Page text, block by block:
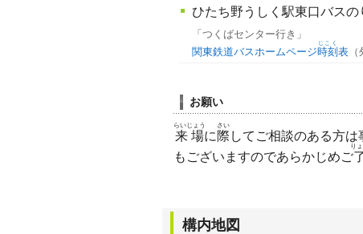
ひたち野うしく駅東口バスの
「つくばセンター行き」
関東鉄道バスホームページ時刻
じこく
表
お願い
来場
らいじょう
に際
さい
してご相談のある方は
もございますのであらかじめご
り
構内地図